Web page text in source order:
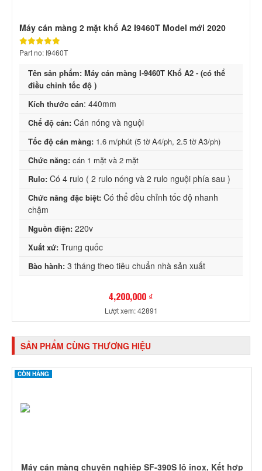
Máy cán màng 2 mặt khổ A2 I9460T Model mới 2020
Part no: I9460T
Tên sản phẩm: Máy cán màng I-9460T Khổ A2 - (có thể
điều chỉnh tốc độ )
Kích thước cán: 440mm
Chế độ cán: Cán nóng và nguội
Tốc độ cán màng: 1.6 m/phút (5 tờ A4/ph, 2.5 tờ A3/ph)
Chức năng: cán 1 mặt và 2 mặt
Rulo: Có 4 rulo ( 2 rulo nóng và 2 rulo nguội phía sau )
Chức năng đặc biệt: Có thể đều chỉnh tốc độ nhanh
chậm
Nguồn điện: 220v
Xuất xứ: Trung quốc
Bào hành: 3 tháng theo tiêu chuẩn nhà sản xuất
4,200,000 ₫
Lượt xem: 42891
SẢN PHẨM CÙNG THƯƠNG HIỆU
CÒN HÀNG
Máy cán màng chuyên nghiệp SF-390S lô inox, Kết hợp